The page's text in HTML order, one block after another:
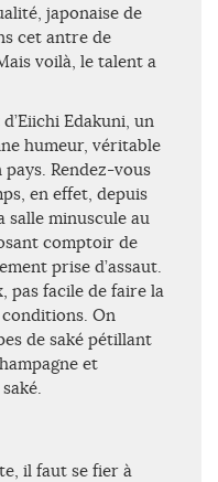
japonaise de
cet antre de
voilà, le talent a
Edakuni, un
humeur, véritable
Rendez-vous
en effet, depuis
salle minuscule au
comptoir de
prise d’assaut.
pas facile de faire la
On
de saké pétillant
et
il faut se fier à